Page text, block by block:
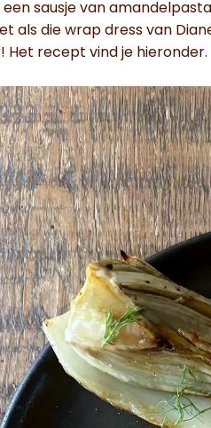
een sausje van
als die wrap dress van
Het recept vind je hieronder.